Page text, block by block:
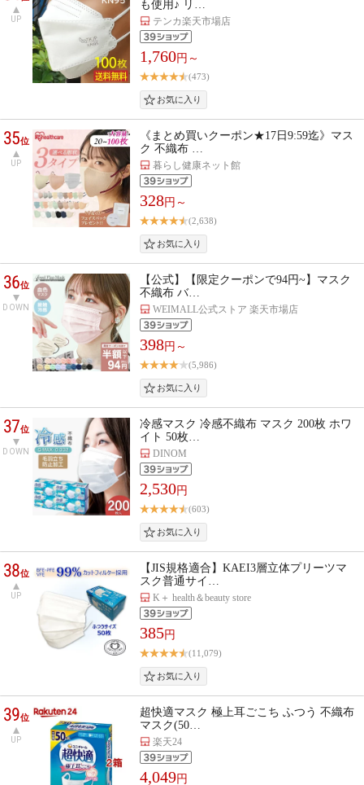
UP
も使用♪ リ…
テンカ楽天市場店
1,760円～
(473)
35位
UP
《まとめ買いクーポン★17日9:59迄》マス
ク 不織布 …
暮らし健康ネット館
328円～
(2,638)
36位
DOWN
【公式】【限定クーポンで94円~】マスク
不織布 バ…
WEIMALL公式ストア 楽天市場店
398円～
(5,986)
37位
DOWN
冷感マスク 冷感不織布 マスク 200枚 ホワ
イト 50枚…
DINOM
2,530円
(603)
38位
UP
【JIS規格適合】KAEI3層立体プリーツマ
スク普通サイ…
K＋ health＆beauty store
385円
(11,079)
39位
UP
超快適マスク 極上耳ごこち ふつう 不織布
マスク(50…
楽天24
4,049円